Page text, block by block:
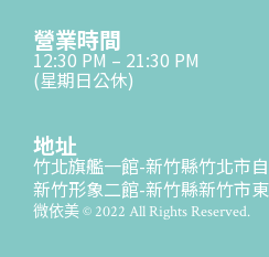
營業時間
12:30 PM – 21:30 PM
(星期日公休)
地址
竹北旗艦一館-新竹縣竹北市
新竹形象二館-新竹縣新竹市
微依美 © 2022 All Rights Reserved.